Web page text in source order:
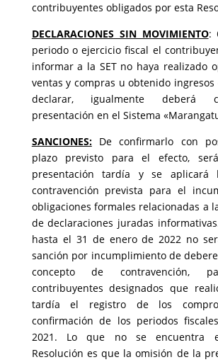
contribuyentes obligados por esta
DECLARACIONES SIN MOVIMIENTO:
periodo o ejercicio fiscal el
informar a la SET no haya realizado
ventas y compras u obtenido ingresos
declarar, igualmente deberá
presentación en el Sistema
SANCIONES:De confirmarlo con
plazo previsto para el efecto,
presentación tardía y se
contravención prevista para el
obligaciones formales relacionadas a
de declaraciones juradas
hasta el 31 de enero de 2022 no
sanción por incumplimiento de
concepto de contravención,
contribuyentes designados que
tardía el registro de los
confirmación de los periodos
2021. Lo que no se encuentra
Resolución es que la omisión de la